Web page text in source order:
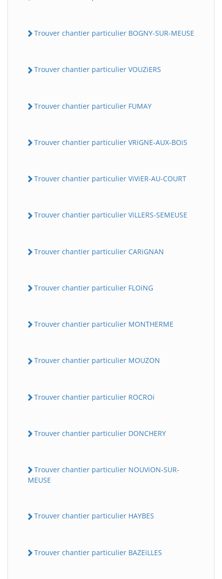
Trouver chantier particulier BOGNY-SUR-MEUSE
Trouver chantier particulier VOUZiERS
Trouver chantier particulier FUMAY
Trouver chantier particulier VRiGNE-AUX-BOiS
Trouver chantier particulier ViViER-AU-COURT
Trouver chantier particulier ViLLERS-SEMEUSE
Trouver chantier particulier CARiGNAN
Trouver chantier particulier FLOiNG
Trouver chantier particulier MONTHERME
Trouver chantier particulier MOUZON
Trouver chantier particulier ROCROi
Trouver chantier particulier DONCHERY
Trouver chantier particulier NOUViON-SUR-
MEUSE
Trouver chantier particulier HAYBES
Trouver chantier particulier BAZEiLLES